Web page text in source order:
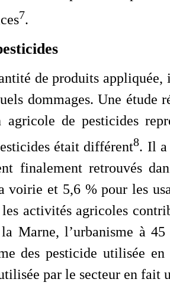
7.
de produits
dommages. Une étude
agricole de pesticides
était différent8. Il a
finalement retrouvés
voirie et 5,6 % pour les
activités agricoles
la Marne, l’urbanisme à
des pesticide utilisée
par le secteur en